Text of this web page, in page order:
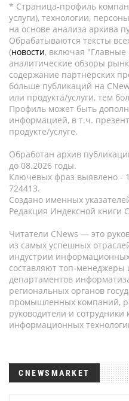
* Страница-профиль
услуги), технологии,
на основе анализа архива
Обрабатываются тексты
(новости, включая "Главные
аналитические обзоры
содержание партнёрских
больше публикаций на
или продукта/услуги, тем
Профиль может быть
информацией, в т.ч.
продукте/услуге.
Обработан архив
до 08.2026 годы.
Ключевых фраз выявлено -
724413.
Создано именных
Редакция Индексной книги
Читатели CNews — это
из самых успешных
индустрии
составляют топ-менеджеры
департаментов
региональных органов
промышленных компаний,
руководители и
информационных
CNEWSMARKET